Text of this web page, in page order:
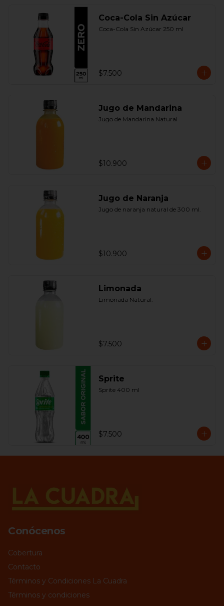
Coca-Cola Sin Azúcar
Coca-Cola Sin Azúcar 250 ml
$7.500
Jugo de Mandarina
Jugo de Mandarina Natural
$10.900
Jugo de Naranja
Jugo de naranja natural de 300 ml.
$10.900
Limonada
Limonada Natural.
$7.500
Sprite
Sprite 400 ml
$7.500
Conócenos
Cobertura
Contacto
Términos y Condiciones La Cuadra
Términos y condiciones